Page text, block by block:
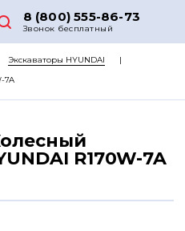
8 (800) 555-86-73
Звонок бесплатный
НАС
Экскаваторы HYUNDAI
7A
R170W-7A